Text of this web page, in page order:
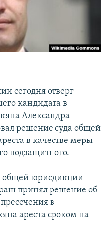
сегодня отверг
кандидата в
Александра
решение суда общей
в качестве меры
подзащитного.
общей юрисдикции
принял решение об
в
ареста сроком на